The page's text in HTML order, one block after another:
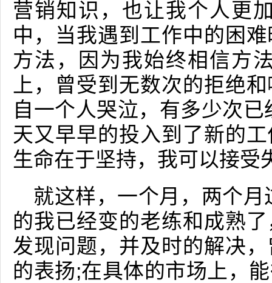
营销知识，也让我个人更
中，当我遇到工作中的困
方法，因为我始终相信方
上，曾受到无数次的拒绝
自一个人哭泣，有多少次
天又早早的投入到了新的
生命在于坚持，我可以接受
就这样，一个月，两个
的我已经变的老练和成熟
发现问题，并及时的解决
的表扬;在具体的市场上，